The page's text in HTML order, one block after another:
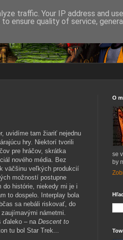
uvidíme tam žiariť nejednu
hry. Niektorí tvorili
pre hráčov, skrátka
nového média. Bez
väčšinu veľkých produkcií
možností postupne
do histórie, niekedy mi je i
to dospelo. Interplay bola
sa nebáli riskovať, do
námetmi.
ďaleko – na Descent to
tu bol Star Trek...
O
se
by
traffic. Your IP address and
ensure quality of service,